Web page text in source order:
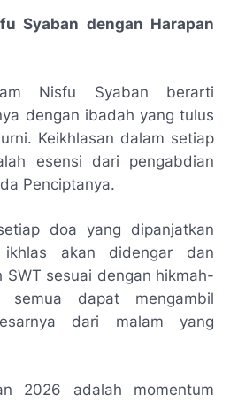
Syaban dengan Harapan
Nisfu Syaban berarti
dengan ibadah yang tulus
Keikhlasan dalam setiap
esensi dari pengabdian
Penciptanya.
doa yang dipanjatkan
akan didengar dan
SWT sesuai dengan hikmah-
dapat mengambil
dari malam yang
2026 adalah momentum